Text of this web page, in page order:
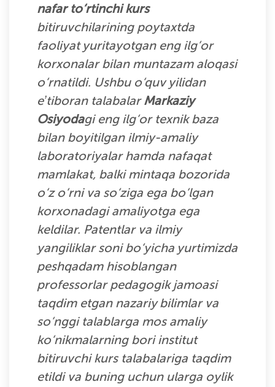
nafar to‘rtinchi kurs
bitiruvchilarining poytaxtda
faoliyat yuritayotgan eng ilg‘or
korxonalar bilan muntazam aloqasi
o‘rnatildi. Ushbu o‘quv yilidan
eʼtiboran talabalarMarkaziy
Osiyodagi eng ilg‘or texnik baza
bilan boyitilgan ilmiy-amaliy
laboratoriyalar hamda nafaqat
mamlakat, balki mintaqa bozorida
o‘z o‘rni va so‘ziga ega bo‘lgan
korxonadagi amaliyotga ega
keldilar. Patentlar va ilmiy
yangiliklar soni bo‘yicha yurtimizda
peshqadam hisoblangan
professorlar pedagogik jamoasi
taqdim etgan nazariy bilimlar va
so‘nggi talablarga mos amaliy
ko‘nikmalarning bori institut
bitiruvchi kurs talabalariga taqdim
etildi va buning uchun ularga oylik